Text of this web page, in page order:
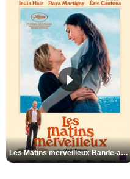
Les Matins merveilleux Bande-annonce VF